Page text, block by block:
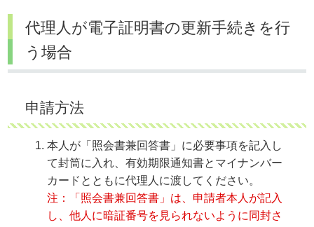
代理人が電子証明書の更新手続きを行
う場合
申請方法
本人が「照会書兼回答書」に必要事項を記入し
て封筒に入れ、有効期限通知書とマイナンバー
カードとともに代理人に渡してください。
注：「照会書兼回答書」は、申請者本人が記入
し、他人に暗証番号を見られないように同封さ